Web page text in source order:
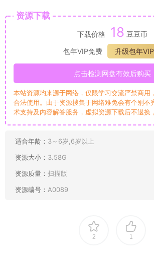
资源下载
下载价格 18 豆豆币
包年VIP免费
升级包年VIP
点击检测网盘有效后购买
本站资源均来源于网络，仅限学习交流严禁商用
合法使用。由于资源搜集于网络难免会有个别不
术支持及内容解答服务，虚拟资源下载后不退换
适合年龄： 3～6岁,6岁以上
资源大小： 3.58G
资源质量： 扫描版
资源编号： A0089
2 1